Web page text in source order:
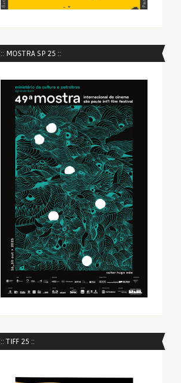
:: MOSTRA SP 25 ::
:: TIFF 25 ::